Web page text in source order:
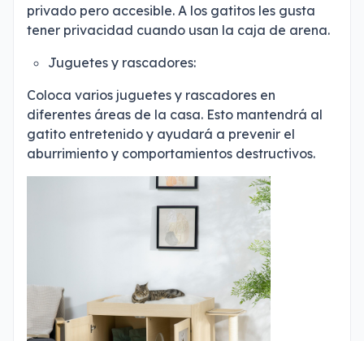
privado pero accesible. A los gatitos les gusta
tener privacidad cuando usan la caja de arena.
Juguetes y rascadores:
Coloca varios juguetes y rascadores en
diferentes áreas de la casa. Esto mantendrá al
gatito entretenido y ayudará a prevenir el
aburrimiento y comportamientos destructivos.